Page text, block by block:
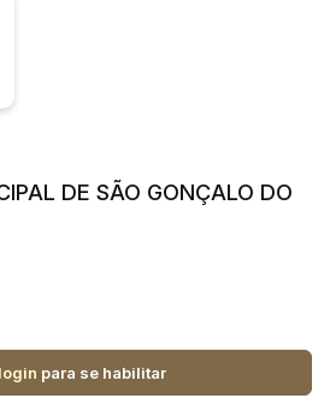
DE SÃO GONÇALO DO
para se habilitar